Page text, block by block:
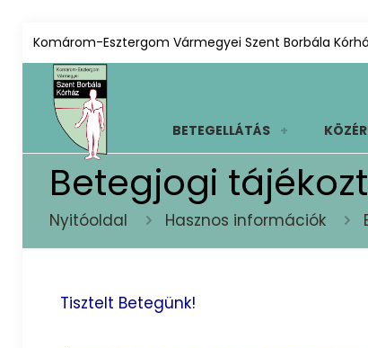
Komárom-Esztergom Vármegyei Szent Borbála
BETEGELLÁTÁS
Betegjogi
Nyitóoldal Hasznos információk
Tisztelt Betegünk!